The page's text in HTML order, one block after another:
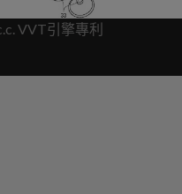
VVT引擎專利